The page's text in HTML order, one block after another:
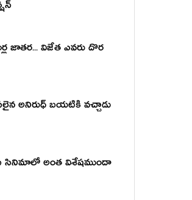
జాతర... విజేత ఎవరు దొర
అనిరుధ్ బయటికి వచ్చాడు
సినిమాలో అంత విశేషముందా